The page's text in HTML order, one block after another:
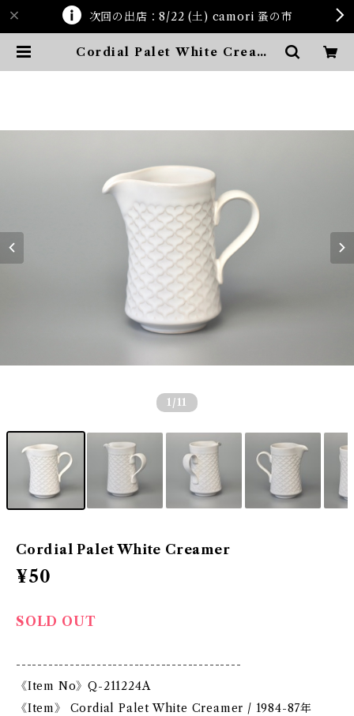
次回の出店：8/22 (土) camori 蚤の市
Cordial Palet White Creame
1 /11
Cordial Palet White Creamer
¥50
SOLD OUT
------------------------------------------
《Item No》Q-211224A
《Item》 Cordial Palet White Creamer / 1984-87年